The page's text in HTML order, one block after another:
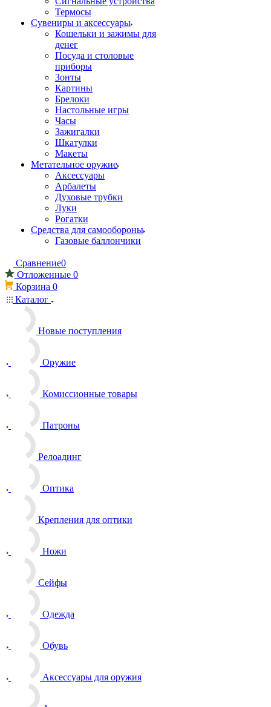
Термосы
Сувениры и аксессуары
Кошельки и зажимы для
денег
Посуда и столовые
приборы
Зонты
Картины
Брелоки
Настольные игры
Часы
Зажигалки
Шкатулки
Макеты
Метательное оружие
Аксессуары
Арбалеты
Духовые трубки
Луки
Рогатки
Средства для самообороны
Газовые баллончики
Сравнение0
Отложенные 0
Корзина 0
Каталог
Новые поступления
Оружие
Комиссионные товары
Патроны
Релоадинг
Оптика
Крепления для оптики
Ножи
Сейфы
Одежда
Обувь
Аксессуары для оружия